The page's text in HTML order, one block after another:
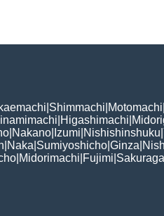
Shimmachi Motomachi
Higashimachi
Nakano Izumi Nishishinshuku
Naka Sumiyoshicho Ginza
Midorimachi Fujimi